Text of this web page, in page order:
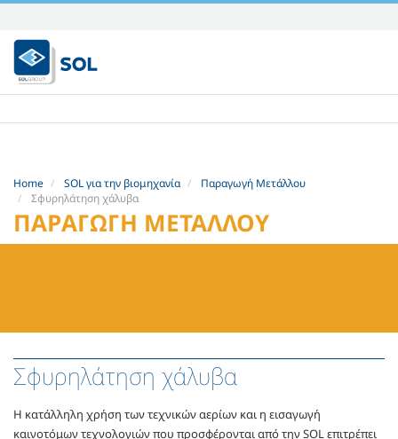
Skip
to
content.
|
to
Home SOL για την βιομηχανία
Παραγωγή Μετάλλου
Σφυρηλάτηση χάλυβα
ΠΑΡΑΓΩΓΉ ΜΕΤΆΛΛΟΥ
Σφυρηλάτηση χάλυβα
Η κατάλληλη χρήση των τεχνικών αερίων και η εισαγωγή
καινοτόμων τεχνολογιών που προσφέρονται από την SOL επιτρέπει